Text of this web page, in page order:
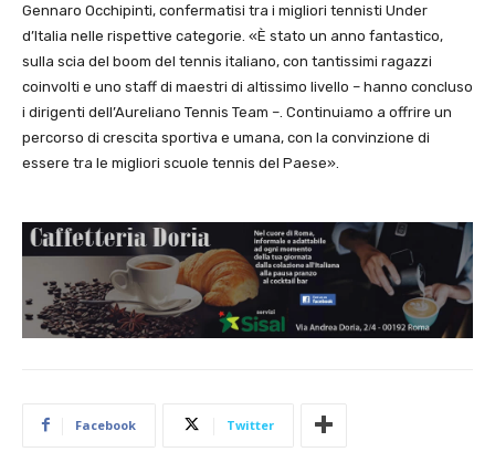
Gennaro Occhipinti, confermatisi tra i migliori tennisti Under
d’Italia nelle rispettive categorie. «È stato un anno fantastico,
sulla scia del boom del tennis italiano, con tantissimi ragazzi
coinvolti e uno staff di maestri di altissimo livello – hanno concluso
i dirigenti dell’Aureliano Tennis Team –. Continuiamo a offrire un
percorso di crescita sportiva e umana, con la convinzione di
essere tra le migliori scuole tennis del Paese».
Facebook Twitter